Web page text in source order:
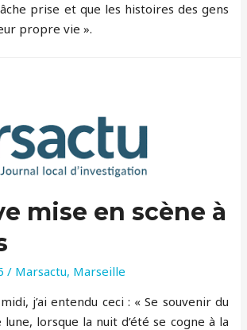
prise et que les histoires des gens
propre vie ».
mise en scène à
/ Marsactu, Marseille
j’ai entendu ceci : « Se souvenir du
lorsque la nuit d’été se cogne à la